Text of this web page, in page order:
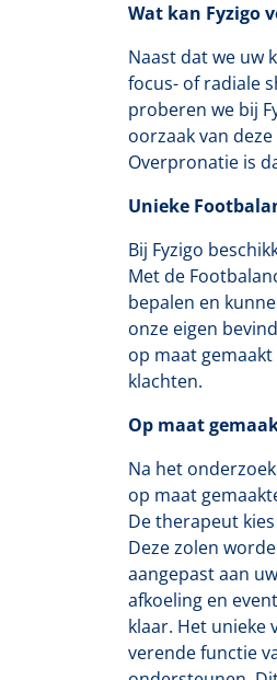
Wat kan Fyzigo
Naast dat we uw
focus- of radiale
proberen we bij
oorzaak van
Overpronatie is
Unieke
Bij Fyzigo
Met de
bepalen en
onze eigen
op maat
klachten.
Op maat
Na het
op maat
De therapeut
Deze zolen
aangepast aan
afkoeling en
klaar. Het unieke
verende functie